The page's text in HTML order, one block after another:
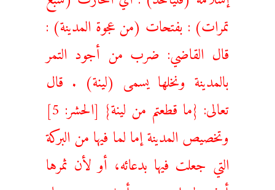
تمرات) : بفتحات (من عجوة المدينة) :
قال القاضي: ضرب من أجود التمر
بالمدينة ونخلها يسمى (لينة) . قال
تعالى: {ما قطعتم من لينة} [الحشر: 5]
وتخصيص المدينة إما لما فيها من البركة
التي جعلت فيها بدعائه، أو لأن ثمرها